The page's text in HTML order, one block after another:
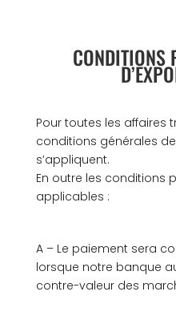
CONDITIONS
Pour toutes les affaires
conditions générales
s’appliquent.
En outre les conditions
applicables :
A – Le paiement sera
lorsque notre banque
contre-valeur des